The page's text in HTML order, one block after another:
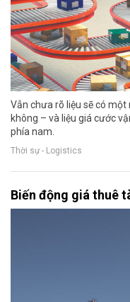
Vẫn chưa rõ liệu sẽ có
không – và liệu giá cước
phía nam.
Thời sự - Logistics
Biến động giá thuê